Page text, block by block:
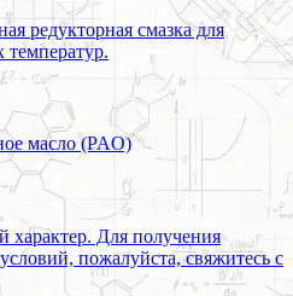
редукторная смазка для
температур.
масло (PAO)
характер. Для получения
пожалуйста, свяжитесь с